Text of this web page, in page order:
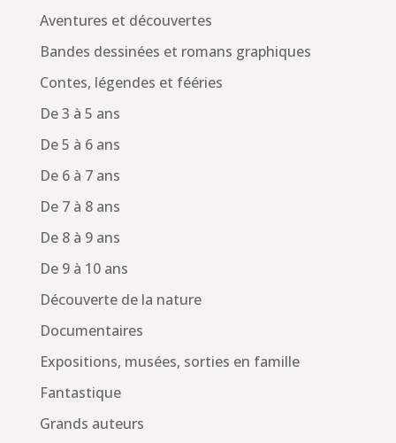
Aventures et découvertes
Bandes dessinées et romans graphiques
Contes, légendes et fééries
De 3 à 5 ans
De 5 à 6 ans
De 6 à 7 ans
De 7 à 8 ans
De 8 à 9 ans
De 9 à 10 ans
Découverte de la nature
Documentaires
Expositions, musées, sorties en famille
Fantastique
Grands auteurs